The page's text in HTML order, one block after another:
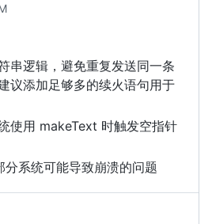
串逻辑，避免重复发送同一条
议添加足够多的续火语句用于
使用 makeText 时触发空指针
系统可能导致崩溃的问题